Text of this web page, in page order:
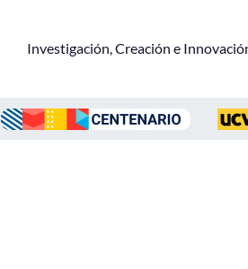
Investigación, Creación e